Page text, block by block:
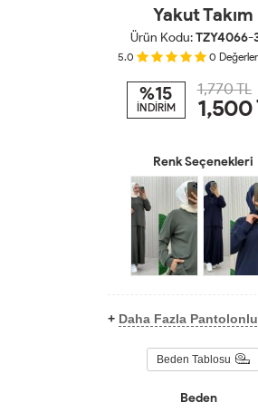
Yakut Takım
Ürün Kodu:TZY4066-
5.0 0
%15
İNDİRİM
1,770 TL
1,500
Renk Seçenekleri
+ Daha Fazla Pantolonlu
Beden Tablosu
Beden